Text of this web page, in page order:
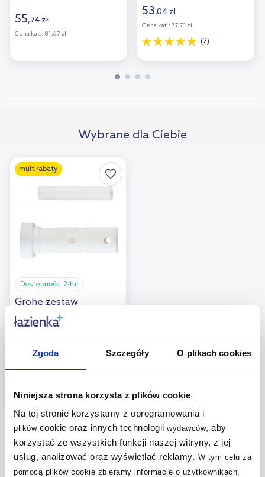
Zgoda Szczegóły O plikach cookies
Niniejsza strona korzysta z plików cookie
Na tej stronie korzystamy z oprogramowania i
plikówcookie oraz innych technologii wydawców, aby
korzystać ze wszystkich funkcji naszej witryny, z jej
usług, analizować oraz wyświetlać reklamy. W tym celu za
pomocą plików cookie zbieramy informacje o użytkownikach,
55,74 zł
Cena kat.: 81,67 zł
53,04 zł
Cena kat.: 77,71 zł
(2)
Wybrane dla Ciebie
multirabaty
Dostępność: 24h!
Grohe zestaw
przedłużek do zaworów
podtynkowych
45202000
Szukaj według marki